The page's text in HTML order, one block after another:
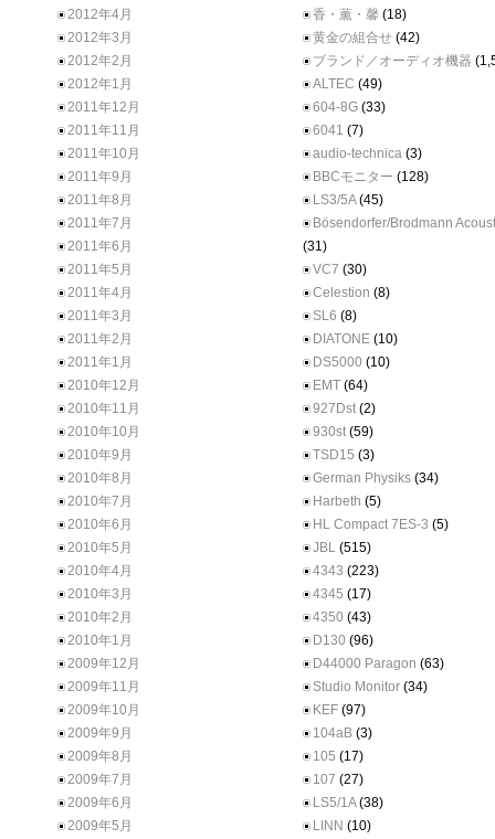
2012年4月
2012年3月
2012年2月
2012年1月
2011年12月
2011年11月
2011年10月
2011年9月
2011年8月
2011年7月
2011年6月
2011年5月
2011年4月
2011年3月
2011年2月
2011年1月
2010年12月
2010年11月
2010年10月
2010年9月
2010年8月
2010年7月
2010年6月
2010年5月
2010年4月
2010年3月
2010年2月
2010年1月
2009年12月
2009年11月
2009年10月
2009年9月
2009年8月
2009年7月
2009年6月
2009年5月
香・薫・馨 (18)
黄金の組合せ (42)
ブランド／オーディオ機器
ALTEC (49)
604-8G (33)
6041 (7)
audio-technica (3)
BBCモニター (128)
LS3/5A(45)
Bösendorfer/Brodmann
(31)
VC7 (30)
Celestion (8)
SL6 (8)
DIATONE (10)
DS5000 (10)
EMT (64)
927Dst (2)
930st (59)
TSD15 (3)
German Physiks (34)
Harbeth (5)
HL Compact 7ES-3 (5)
JBL (515)
4343 (223)
4345 (17)
4350 (43)
D130 (96)
D44000 Paragon (63)
Studio Monitor (34)
KEF (97)
104aB (3)
105 (17)
107 (27)
LS5/1A(38)
LINN (10)